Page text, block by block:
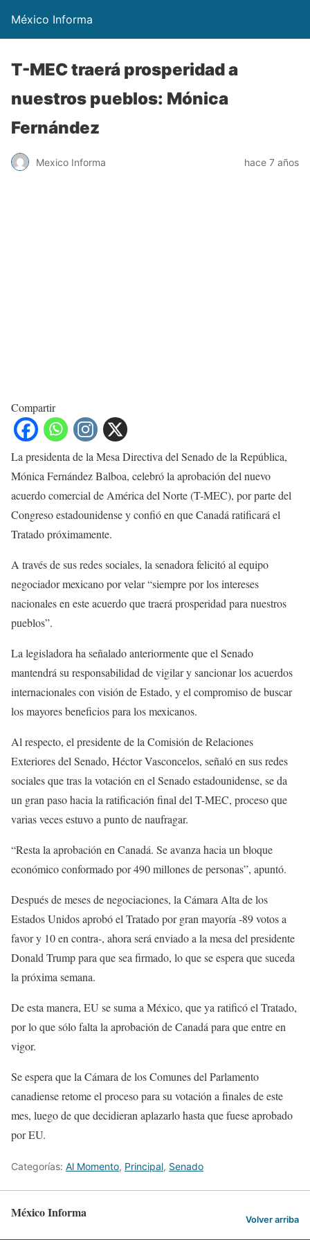
México Informa
T-MEC traerá prosperidad a
nuestros pueblos: Mónica
Fernández
Mexico Informa hace 7 años
Compartir
La presidenta de la Mesa Directiva del Senado de la República,
Mónica Fernández Balboa, celebró la aprobación del nuevo
acuerdo comercial de América del Norte (T-MEC), por parte del
Congreso estadounidense y confió en que Canadá ratificará el
Tratado próximamente.
A través de sus redes sociales, la senadora felicitó al equipo
negociador mexicano por velar “siempre por los intereses
nacionales en este acuerdo que traerá prosperidad para nuestros
pueblos”.
La legisladora ha señalado anteriormente que el Senado
mantendrá su responsabilidad de vigilar y sancionar los acuerdos
internacionales con visión de Estado, y el compromiso de buscar
los mayores beneficios para los mexicanos.
Al respecto, el presidente de la Comisión de Relaciones
Exteriores del Senado, Héctor Vasconcelos, señaló en sus redes
sociales que tras la votación en el Senado estadounidense, se da
un gran paso hacia la ratificación final del T-MEC, proceso que
varias veces estuvo a punto de naufragar.
“Resta la aprobación en Canadá. Se avanza hacia un bloque
económico conformado por 490 millones de personas”, apuntó.
Después de meses de negociaciones, la Cámara Alta de los
Estados Unidos aprobó el Tratado por gran mayoría -89 votos a
favor y 10 en contra-, ahora será enviado a la mesa del presidente
Donald Trump para que sea firmado, lo que se espera que suceda
la próxima semana.
De esta manera, EU se suma a México, que ya ratificó el Tratado,
por lo que sólo falta la aprobación de Canadá para que entre en
vigor.
Se espera que la Cámara de los Comunes del Parlamento
canadiense retome el proceso para su votación a finales de este
mes, luego de que decidieran aplazarlo hasta que fuese aprobado
por EU.
Categorías: Al Momento, Principal, Senado
México Informa Volver arriba